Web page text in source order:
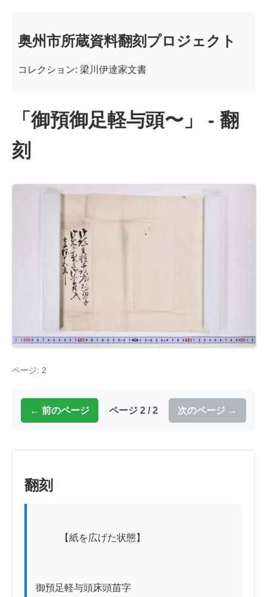
奥州市所蔵資料翻刻プロジェクト
コレクション: 梁川伊達家文書
「御預御足軽与頭〜」 - 翻
刻
ページ: 2
← 前のページ ページ 2 / 2 次のページ →
翻刻
御預足軽与頭床頭苗字